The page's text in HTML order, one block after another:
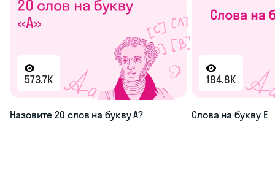
573.7K
Назовите 20 слов на букву А?
184.8K
Слова на букву Е